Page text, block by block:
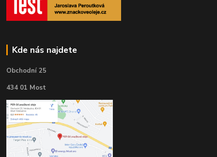
Kde nás najdete
Obchodní 25
434 01 Most